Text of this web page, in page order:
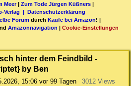
Meer| Zum Tode Jürgen Küßners |
Verlag | Datenschutzerklärung
Forum durch Käufe bei Amazon! |
Amazonnavigation | Cookie-Einstellungen
hinter dem Feindbild -
by Ben
15:06 vor 99 Tagen
3012 Views